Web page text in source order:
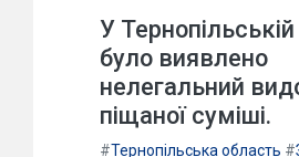
У Тернопільській
було виявлено
нелегальний
піщаної суміші.
#Тернопільська область #